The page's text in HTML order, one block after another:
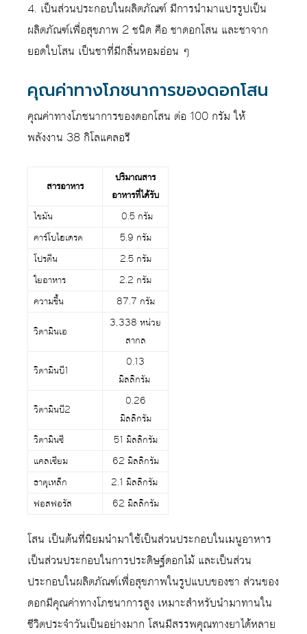
4. เป็นส่วนประกอบในผลิตภัณฑ์ มีการนำมาแปรรูปเป็น
ผลิตภัณฑ์เพื่อสุขภาพ 2 ชนิด คือ ชาดอกโสน และชาจาก
ยอดใบโสน เป็นชาที่มีกลิ่นหอมอ่อน ๆ
คุณค่าทางโภชนาการของดอกโสน
คุณค่าทางโภชนาการของดอกโสน ต่อ 100 กรัม ให้
พลังงาน 38 กิโลแคลอรี
สารอาหาร
ปริมาณสาร
อาหารที่ได้รับ
ไขมัน
0.5 กรัม
คาร์โบไฮเดรต
5.9 กรัม
โปรตีน
2.5 กรัม
ใยอาหาร
2.2 กรัม
ความชื้น
87.7 กรัม
วิตามินเอ
3,338 หน่วย
สากล
วิตามินบี1
0.13
มิลลิกรัม
วิตามินบี2
0.26
มิลลิกรัม
วิตามินซี
51 มิลลิกรัม
แคลเซียม
62 มิลลิกรัม
ธาตุเหล็ก
2.1 มิลลิกรัม
ฟอสฟอรัส
62 มิลลิกรัม
โสน เป็นต้นที่นิยมนำมาใช้เป็นส่วนประกอบในเมนูอาหาร
เป็นส่วนประกอบในการประดิษฐ์ดอกไม้ และเป็นส่วน
ประกอบในผลิตภัณฑ์เพื่อสุขภาพในรูปแบบของชา ส่วนของ
ดอกมีคุณค่าทางโภชนาการสูง เหมาะสำหรับนำมาทานใน
ชีวิตประจำวันเป็นอย่างมาก โสนมีสรรพคุณทางยาได้หลาย